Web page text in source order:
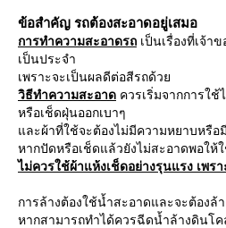
ข้อสำคัญ รถต้องสะอาดอยู่เสมอ
การทำความสะอาดรถ เป็นเรื่องที่เจ้า
เป็นประจำ
เพราะจะเป็นผลดีต่อสีรถด้ว
วิธีทำความสะอาด ควรเริ่มจากการใ
หรือเช็ดฝุ่นออกเบาๆ
ละผ้าที่ใช้จะต้องไม่มีความหยาบหรือ
หากปัดหรือเช็ดแล้วยังไม่สะอาดพอให้
ไม่ควรใช้ผ้าแห้งเช็ดอย่างรุนแรง เพร
การล้างต้องใช้น้ำสะอาดและจะต้องล้
หากสามารถทำได้ควรฉีดน้ำล้างดินโ